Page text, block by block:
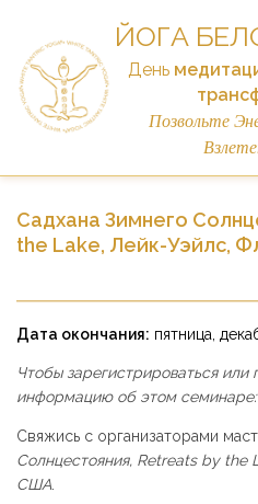
ЙОГА
День
Позвольте
ЧастоПодписка
Садхана Зимнего
the Lake, Лейк-Уэйлс,
Дата окончания: пятница,
Чтобы зарегистрироваться или
информацию об этом семинаре:
Свяжись с организаторами
Солнцестояния, Retreats by the
США